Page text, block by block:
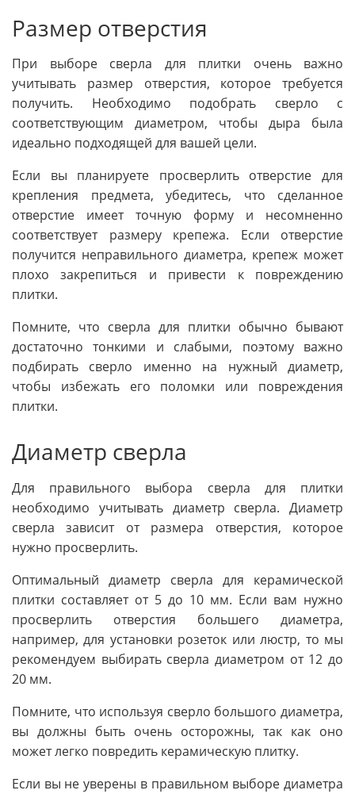
Размер отверстия
При выборе сверла для плитки очень важно
учитывать размер отверстия, которое требуется
получить. Необходимо подобрать сверло с
соответствующим диаметром, чтобы дыра была
идеально подходящей для вашей цели.
Если вы планируете просверлить отверстие для
крепления предмета, убедитесь, что сделанное
отверстие имеет точную форму и несомненно
соответствует размеру крепежа. Если отверстие
получится неправильного диаметра, крепеж может
плохо закрепиться и привести к повреждению
плитки.
Помните, что сверла для плитки обычно бывают
достаточно тонкими и слабыми, поэтому важно
подбирать сверло именно на нужный диаметр,
чтобы избежать его поломки или повреждения
плитки.
Диаметр сверла
Для правильного выбора сверла для плитки
необходимо учитывать диаметр сверла. Диаметр
сверла зависит от размера отверстия, которое
нужно просверлить.
Оптимальный диаметр сверла для керамической
плитки составляет от 5 до 10 мм. Если вам нужно
просверлить отверстия большего диаметра,
например, для установки розеток или люстр, то мы
рекомендуем выбирать сверла диаметром от 12 до
20 мм.
Помните, что используя сверло большого диаметра,
вы должны быть очень осторожны, так как оно
может легко повредить керамическую плитку.
Если вы не уверены в правильном выборе диаметра